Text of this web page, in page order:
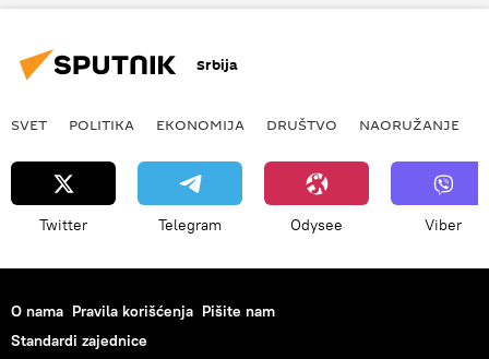
Srbija
SVET POLITIKA EKONOMIJA DRUŠTVO NAORUŽANJE
Twitter Telegram Odysee Viber
O nama Pravila korišćenja Pišite nam
Standardi zajednice